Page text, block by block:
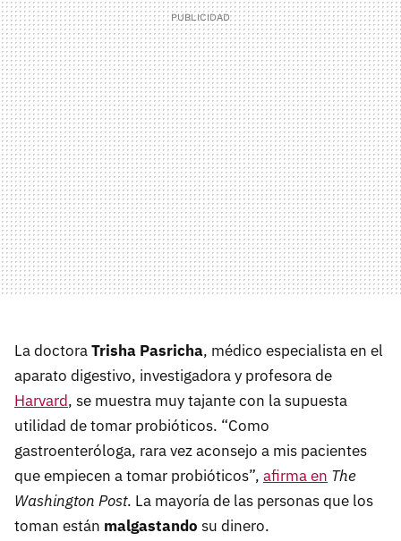
La doctoraTrisha Pasricha, médico especialista en el
aparato digestivo, investigadora y profesora de
Harvard, se muestra muy tajante con la supuesta
utilidad de tomar probióticos. “Como
gastroenteróloga, rara vez aconsejo a mis pacientes
que empiecen a tomar probióticos”, afirma en The
Washington Post. La mayoría de las personas que los
toman están malgastando su dinero.